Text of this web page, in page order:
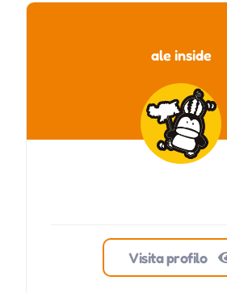
ale inside
Visita profilo